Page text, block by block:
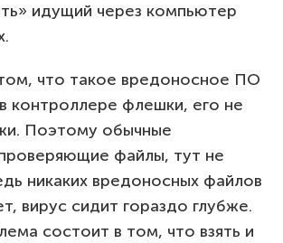
идущий через компьютер
что такое вредоносное ПО
контроллере флешки, его не
Поэтому обычные
файлы, тут не
никаких вредоносных файлов
вирус сидит гораздо глубже.
состоит в том, что взять и